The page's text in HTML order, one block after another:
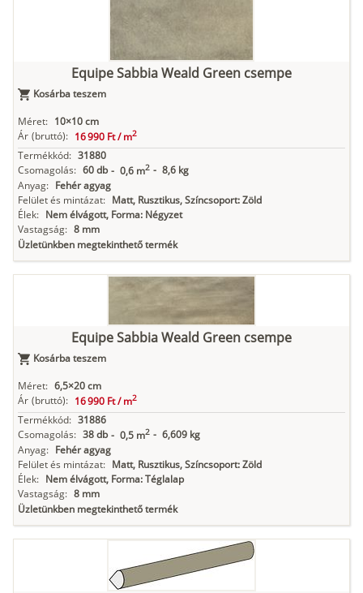
Equipe Sabbia Weald Green csempe
Kosárba teszem
Méret: 10×10 cm
Ár (bruttó): 16 990 Ft /m2
Termékkód: 31880
Csomagolás: 60 db - 0,6 m2 - 8,6 kg
Anyag: Fehér agyag
Felület és mintázat: Matt, Rusztikus, Színcsoport: Zöld
Élek: Nem élvágott, Forma: Négyzet
Vastagság: 8 mm
Üzletünkben megtekinthető termék
Equipe Sabbia Weald Green csempe
Kosárba teszem
Méret: 6,5×20 cm
Ár (bruttó): 16 990 Ft /m2
Termékkód: 31886
Csomagolás: 38 db - 0,5 m2 - 6,609 kg
Anyag: Fehér agyag
Felület és mintázat: Matt, Rusztikus, Színcsoport: Zöld
Élek: Nem élvágott, Forma: Téglalap
Vastagság: 8 mm
Üzletünkben megtekinthető termék